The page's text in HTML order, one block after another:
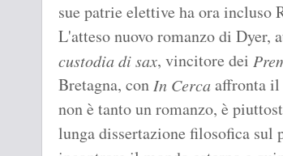
sue patrie elettive ha ora incluso
L'atteso nuovo romanzo di Dyer,
custodia di sax, vincitore dei
Bretagna, conIn Cercaaffronta il
non è tanto un romanzo, è
lunga dissertazione filosofica sul